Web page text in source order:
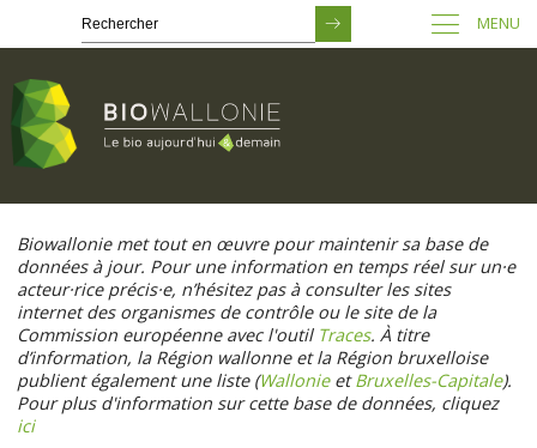
contenu
principal
MENU
Biowallonie met tout en œuvre pour maintenir sa base de
données à jour. Pour une information en temps réel sur un·e
acteur·rice précis·e, n’hésitez pas à consulter les sites
internet des organismes de contrôle ou le site de la
Commission européenne avec l'outil Traces. À titre
d’information, la Région wallonne et la Région bruxelloise
publient également une liste (WallonieetBruxelles-Capitale).
Pour plus d'information sur cette base de données, cliquez
ici